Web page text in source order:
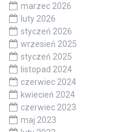
marzec 2026
luty 2026
styczeń 2026
wrzesień 2025
styczeń 2025
listopad 2024
czerwiec 2024
kwiecień 2024
czerwiec 2023
maj 2023